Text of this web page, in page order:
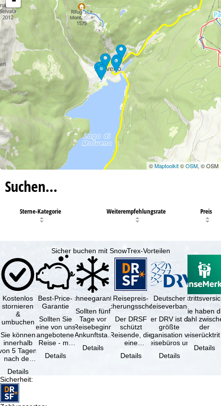
©Maptoolkit©OSM, © OSM
Suchen…
Sterne-Kategorie Weiterempfehlungsrate Preis
Sicher buchen mit SnowTrex-Vorteilen
Kostenlos
stornieren
&
umbuchen
Sie können
innerhalb
5 Tagen
nach der
kostenfrei
…
Details
Best-Price-
Garantie
Sollten Sie
eine von uns
angebotene
Reise - mit
Leistung und
Details
Schneegarantie
Sollten fünf
Tage vor
Reisebeginn
(Ankunftstag)
Schneemangel
Details
Reisepreis-
Sicherungsschein
Der DRSF
schützt
Reisende, die
eine
oder
Details
Deutscher
Reiseverband
Der DRV ist die
größte
Organisation von
Reisebüros und
Reiseveranstaltern
in …
Details
Sie haben
Wahl
der
(inklusive
Details
Sicherheit: